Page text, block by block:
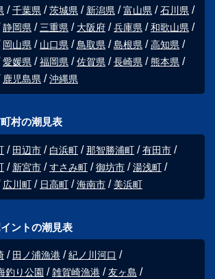
千葉県 茨城県 新潟県 富山県
石川県
静岡県 三重県 大阪府 兵庫県
和歌山県
岡山県 山口県 鳥取県 島根県
高知県
愛媛県 福岡県 佐賀県 長崎県
熊本県
鹿児島県 沖縄県
村の潮見表
田辺市 白浜町 那智勝浦町
有田市
新宮市 すさみ町 御坊市
湯浅町
広川町 日高町 海南市 美浜町
ントの潮見表
田ノ浦漁港
紀ノ川河口
釣り公園
雑賀崎漁港
友ヶ島